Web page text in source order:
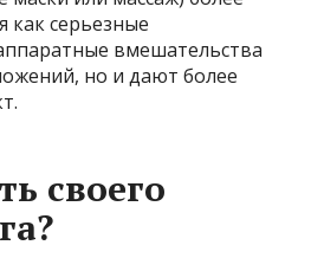
как серьезные
вмешательства
но и дают более
своего